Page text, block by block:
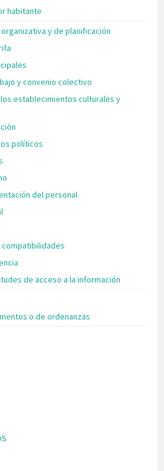
habitante
y de planificación
y convenio colectivo
establecimientos culturales y
políticos
del personal
de acceso a la información
o de ordenanzas